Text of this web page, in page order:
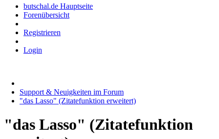
butschal.de Hauptseite
Forenübersicht
Registrieren
Login
Support & Neuigkeiten im Forum
"das Lasso" (Zitatefunktion erweitert)
"das Lasso" (Zitatefunktion